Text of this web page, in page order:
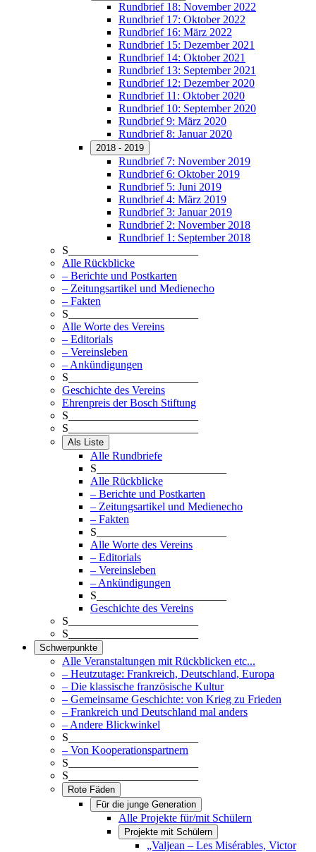
Rundbrief 18: November 2022
Rundbrief 17: Oktober 2022
Rundbrief 16: März 2022
Rundbrief 15: Dezember 2021
Rundbrief 14: Oktober 2021
Rundbrief 13: September 2021
Rundbrief 12: Dezember 2020
Rundbrief 11: Oktober 2020
Rundbrief 10: September 2020
Rundbrief 9: März 2020
Rundbrief 8: Januar 2020
2018 - 2019
Rundbrief 7: November 2019
Rundbrief 6: Oktober 2019
Rundbrief 5: Juni 2019
Rundbrief 4: März 2019
Rundbrief 3: Januar 2019
Rundbrief 2: November 2018
Rundbrief 1: September 2018
S_______________________
Alle Rückblicke
– Berichte und Postkarten
– Zeitungsartikel und Medienecho
– Fakten
S_______________________
Alle Worte des Vereins
– Editorials
– Vereinsleben
– Ankündigungen
S_______________________
Geschichte des Vereins
Ehrenpreis der Bosch Stiftung
S_______________________
S_______________________
Als Liste
Alle Rundbriefe
S_______________________
Alle Rückblicke
– Berichte und Postkarten
– Zeitungsartikel und Medienecho
– Fakten
S_______________________
Alle Worte des Vereins
– Editorials
– Vereinsleben
– Ankündigungen
S_______________________
Geschichte des Vereins
S_______________________
S_______________________
Schwerpunkte
Alle Veranstaltungen mit Rückblicken etc...
– Heutzutage: Frankreich, Deutschland, Europa
– Die klassische französische Kultur
– Gemeinsame Geschichte: von Krieg zu Frieden
– Frankreich und Deutschland mal anders
– Andere Blickwinkel
S_______________________
– Von Kooperationspartnern
S_______________________
S_______________________
Rote Fäden
Für die junge Generation
Alle Projekte für/mit Schülern
Projekte mit Schülern
„Valjean – Les Misérables, Victor